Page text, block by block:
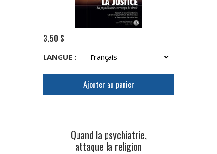
3,50 $
LANGUE :
Ajouter au panier
Quand la psychiatrie,
attaque la religion